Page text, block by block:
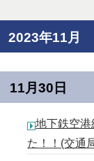
2023年11月
11月30日
地下鉄空
た！！(交通